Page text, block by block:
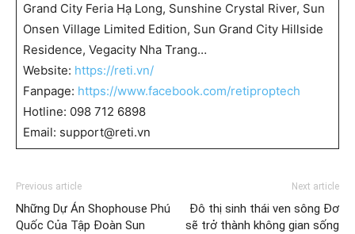
Grand City Feria Hạ Long, Sunshine Crystal River, Sun
Onsen Village Limited Edition, Sun Grand City Hillside
Residence, Vegacity Nha Trang…
Website: https://reti.vn/
Fanpage: https://www.facebook.com/retiproptech
Hotline: 098 712 6898
Email: support@reti.vn
Previous article
Những Dự Án Shophouse Phú
Quốc Của Tập Đoàn Sun
Next article
Đô thị sinh thái ven sông Đơ
sẽ trở thành không gian sống